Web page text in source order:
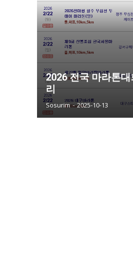
2026 전국 마라톤
리
Sosurim - 2025-10-13